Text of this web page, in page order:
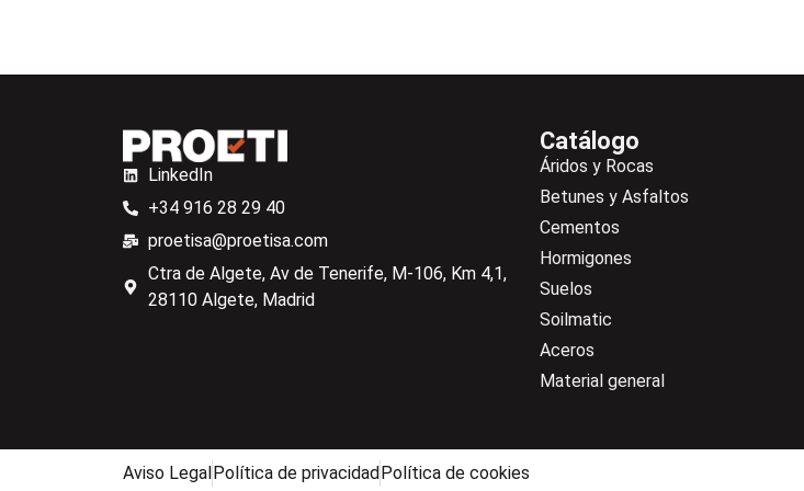
LinkedIn
+34 916 28 29 40
proetisa@proetisa.com
Ctra de Algete, Av de Tenerife, M-106, Km 4,1,
28110 Algete, Madrid
Catálogo
Áridos y Rocas
Betunes y Asfaltos
Cementos
Hormigones
Suelos
Soilmatic
Aceros
Material general
Aviso LegalPolítica de privacidadPolítica de cookies